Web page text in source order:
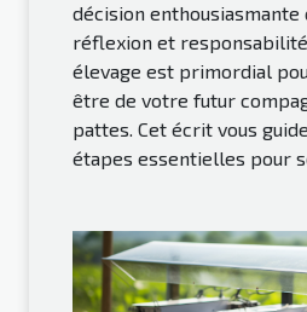
décision enthousiasmante
réflexion et
élevage est primordial
être de votre futur
pattes. Cet écrit vous
étapes essentielles pour